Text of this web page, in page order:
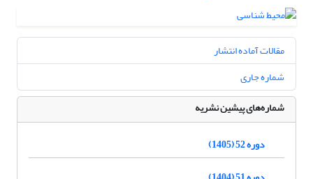
مقالات آماده انتشار
شماره جاری
شماره‌های پیشین نشریه
دوره 52 (1405)